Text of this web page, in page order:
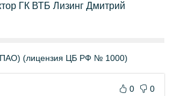
ГК ВТБ Лизинг Дмитрий
(лицензия ЦБ РФ № 1000)
0 0